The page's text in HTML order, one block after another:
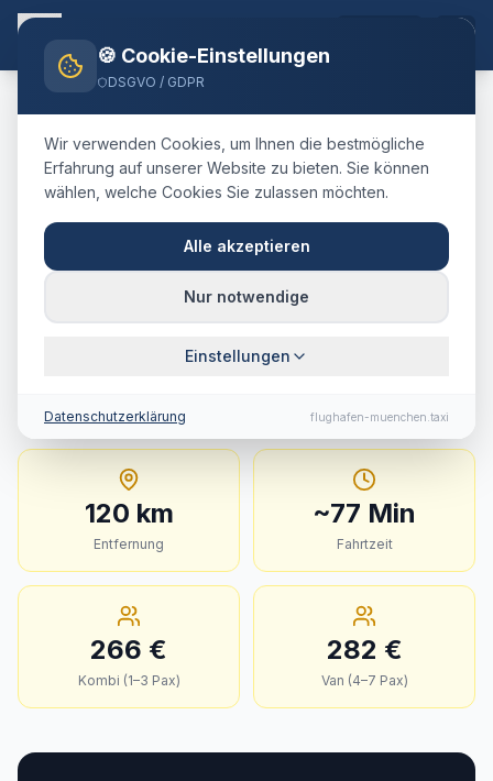
Home Blog TaxiKaufbeurenMünchen Airport
🇩🇪 Deutschland kreisfreie Stadt (Ostallgäu)
TaxiKaufbeuren→
Flughafen München
Festpreis, Fahrtdauer &
Tipps
120 km
Entfernung
~77 Min
Fahrtzeit
266 €
Kombi (1–3 Pax)
282 €
Van (4–7 Pax)
🍪 Cookie-Einstellungen
DSGVO / GDPR
Wir verwenden Cookies, um Ihnen die bestmögliche
Erfahrung auf unserer Website zu bieten. Sie können
wählen, welche Cookies Sie zulassen möchten.
Alle akzeptieren
Nur notwendige
Einstellungen
Datenschutzerklärung flughafen-muenchen.taxi